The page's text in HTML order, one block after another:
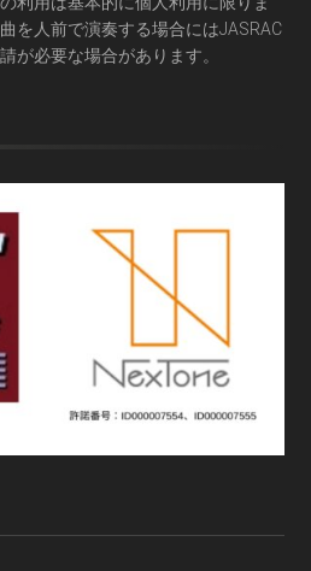
を人前で演奏する場合にはJASRAC
が必要な場合があります。